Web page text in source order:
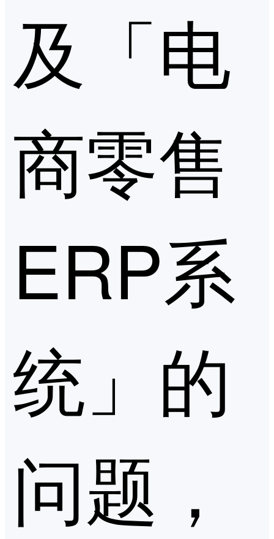
及「电
商零售
ERP系
统」的
问题，